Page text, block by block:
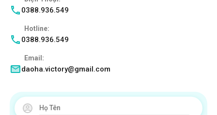
0388.936.549
Hotline:
0388.936.549
Email:
daoha.victory@gmail.com